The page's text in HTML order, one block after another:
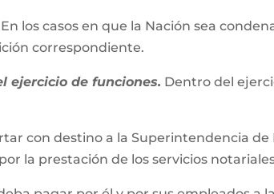
En los casos en que la Nación sea
correspondiente.
ejercicio de funciones. Dentro del
con destino a la Superintendencia
la prestación de los servicios